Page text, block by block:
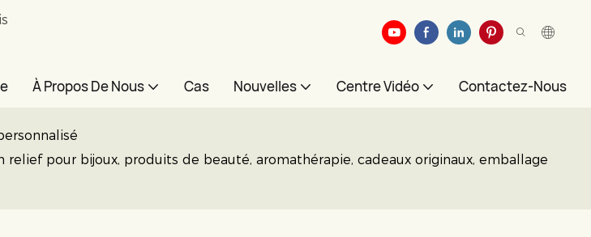
À Propos De Nous Cas Nouvelles Centre Vidéo Contactez-Nous
pour bijoux, produits de beauté, aromathérapie, cadeaux originaux, emballage